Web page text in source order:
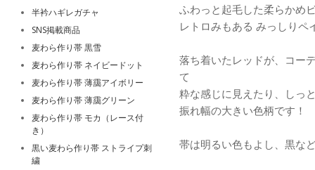
ふわっと起毛した柔らかめ
レトロみもある みっしりペ
落ち着いたレッドが、コー
て
粋な感じに見えたり、しっ
振れ幅の大きい色柄です！
帯は明るい色もよし、黒な
半衿ハギレガチャ
SNS掲載商品
麦わら作り帯 黒雪
麦わら作り帯 ネイビードット
麦わら作り帯 薄靄アイボリー
麦わら作り帯 薄靄グリーン
麦わら作り帯 モカ（レース付
き）
黒い麦わら作り帯 ストライプ刺
繍